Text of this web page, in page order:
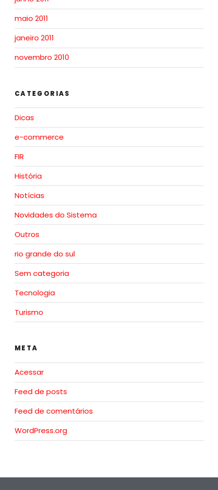
maio 2011
janeiro 2011
novembro 2010
CATEGORIAS
Dicas
e-commerce
FIR
História
Notícias
Novidades do Sistema
Outros
rio grande do sul
Sem categoria
Tecnologia
Turismo
META
Acessar
Feed de posts
Feed de comentários
WordPress.org